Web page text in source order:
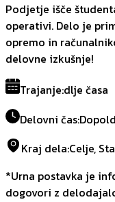
Podjetje išče
operativi. Delo je
opremo in
delovne izkušnje!
Trajanje:dlje časa
Delovni čas:
Kraj dela:Celje,
*Urna postavka je
dogovori z